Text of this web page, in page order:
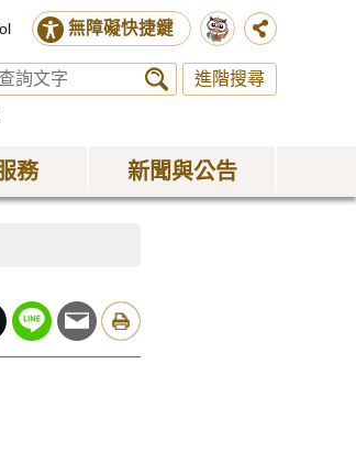
無障礙快捷鍵
進階搜尋
務 新聞與公告